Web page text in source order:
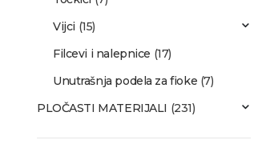
Vijci (15)
Filcevi i nalepnice (17)
Unutrašnja podela za fioke (7)
PLOČASTI MATERIJALI (231)